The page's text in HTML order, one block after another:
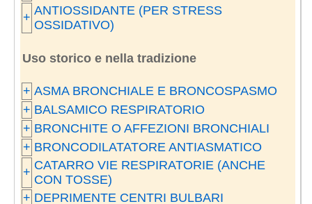
+ ANTIOSSIDANTE (PER STRESS
OSSIDATIVO)
Uso storico e nella tradizione
+ ASMA BRONCHIALE E BRONCOSPASMO
+ BALSAMICO RESPIRATORIO
+ BRONCHITE O AFFEZIONI BRONCHIALI
+ BRONCODILATATORE ANTIASMATICO
+ CATARRO VIE RESPIRATORIE (ANCHE
CON TOSSE)
+ DEPRIMENTE CENTRI BULBARI